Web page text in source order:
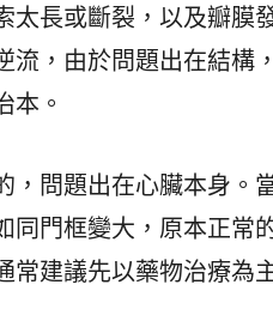
長或斷裂，以及瓣膜
，由於問題出在結構
本。
，問題出在心臟本身。
門框變大，原本正常
建議先以藥物治療為